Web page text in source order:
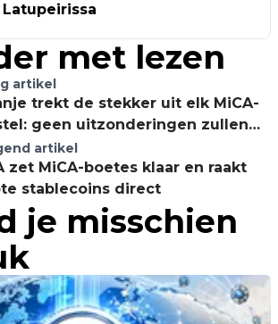
Latupeirissa
met lezen
artikel
trekt de stekker uit elk MiCA-
geen uitzonderingen zullen
worden
artikel
zet MiCA-boetes klaar en raakt
stablecoins direct
je misschien